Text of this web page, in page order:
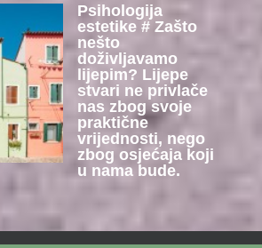
Psihologija
estetike # Zašto
nešto
doživljavamo
lijepim? Lijepe
stvari ne privlače
nas zbog svoje
praktične
vrijednosti, nego
zbog osjećaja koji
u nama bude.